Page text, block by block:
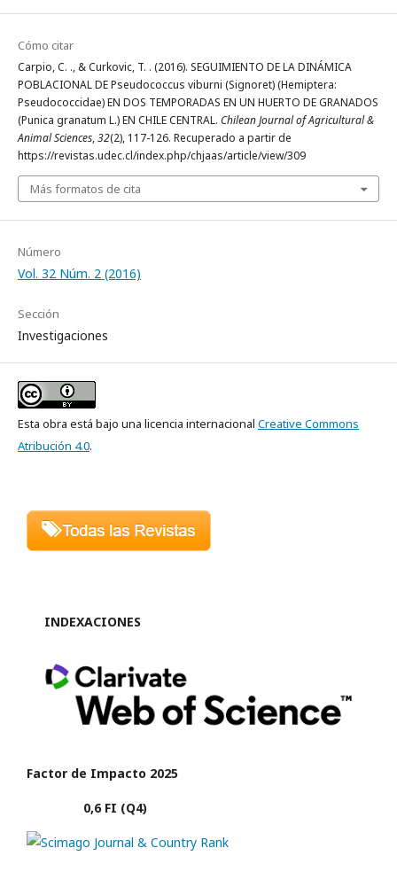
Cómo citar
Carpio, C. ., & Curkovic, T. . (2016). SEGUIMIENTO DE LA DINÁMICA
POBLACIONAL DE Pseudococcus viburni (Signoret) (Hemiptera:
Pseudococcidae) EN DOS TEMPORADAS EN UN HUERTO DE GRANADOS
(Punica granatum L.) EN CHILE CENTRAL. Chilean Journal of Agricultural &
Animal Sciences,32(2), 117-126. Recuperado a partir de
https://revistas.udec.cl/index.php/chjaas/article/view/309
Más formatos de cita
Número
Vol. 32 Núm. 2 (2016)
Sección
Investigaciones
Esta obra está bajo una licencia internacional Creative Commons
Atribución 4.0.
INDEXACIONES
Factor de Impacto 2025
0,6 FI (Q4)